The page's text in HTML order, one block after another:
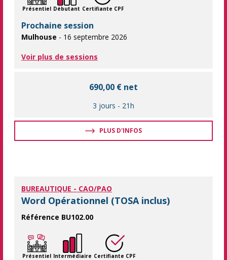
Présentiel Débutant Certifiante CPF
Prochaine session
Mulhouse - 16 septembre 2026
Voir plus de sessions
690,00 € net
3 jours - 21h
PLUS D'INFOS
BUREAUTIQUE - CAO/PAO
Word Opérationnel (TOSA inclus)
Référence BU102.00
L'essentiel de Word pour être efficace au quotidien La
Présentiel Intermédiaire Certifiante CPF